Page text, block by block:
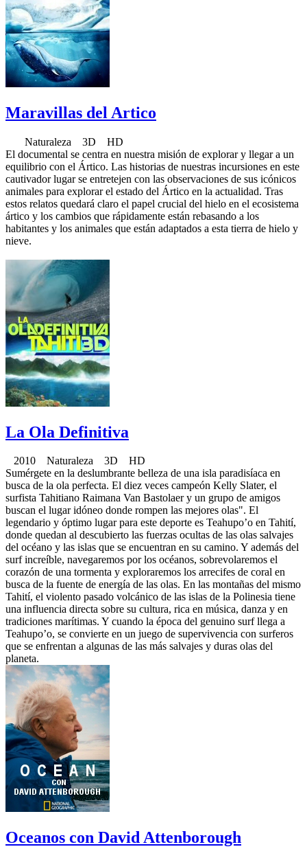
Maravillas del Artico
Naturaleza 3D HD
El documental se centra en nuestra misión de explorar y llegar a un
equilibrio con el Ártico. Las historias de nuestras incursiones en este
cautivador lugar se entretejen con las observaciones de sus icónicos
animales para explorar el estado del Ártico en la actualidad. Tras
estos relatos quedará claro el papel crucial del hielo en el ecosistema
ártico y los cambios que rápidamente están rebasando a los
habitantes y los animales que están adaptados a esta tierra de hielo y
nieve.
La Ola Definitiva
2010 Naturaleza 3D HD
Sumérgete en la deslumbrante belleza de una isla paradisíaca en
busca de la ola perfecta. El diez veces campeón Kelly Slater, el
surfista Tahitiano Raimana Van Bastolaer y un grupo de amigos
buscan el lugar idóneo donde rompen las mejores olas". El
legendario y óptimo lugar para este deporte es Teahupo’o en Tahití,
donde quedan al descubierto las fuerzas ocultas de las olas salvajes
del océano y las islas que se encuentran en su camino. Y además del
surf increíble, navegaremos por los océanos, sobrevolaremos el
corazón de una tormenta y exploraremos los arrecifes de coral en
busca de la fuente de energía de las olas. En las montañas del mismo
Tahití, el violento pasado volcánico de las islas de la Polinesia tiene
una influencia directa sobre su cultura, rica en música, danza y en
tradiciones marítimas. Y cuando la época del genuino surf llega a
Teahupo’o, se convierte en un juego de supervivencia con surferos
que se enfrentan a algunas de las más salvajes y duras olas del
planeta.
Oceanos con David Attenborough